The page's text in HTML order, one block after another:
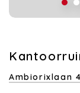
Ambiorixlaan